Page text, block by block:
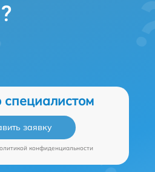
специалистом
заявку
конфиденциальности